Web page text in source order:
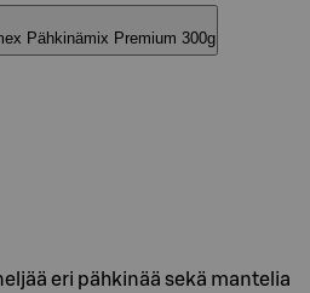
Pähkinämix Premium 300g
eri pähkinää sekä mantelia